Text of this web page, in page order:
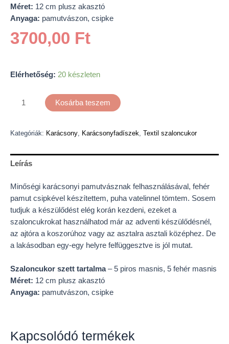
Méret: 12 cm plusz akasztó
Anyaga: pamutvászon, csipke
3700,00 Ft
Elérhetőség: 20 készleten
Kosárba teszem
Kategóriák: Karácsony, Karácsonyfadíszek, Textil szaloncukor
Leírás
Minőségi karácsonyi pamutvásznak felhasználásával, fehér
pamut csipkével készítettem, puha vatelinnel tömtem. Sosem
tudjuk a készülődést elég korán kezdeni, ezeket a
szaloncukrokat használhatod már az adventi készülődésnél,
az ajtóra a koszorúhoz vagy az asztalra asztali középhez. De
a lakásodban egy-egy helyre felfüggesztve is jól mutat.
Szaloncukor szett tartalma– 5 piros masnis, 5 fehér masnis
Méret: 12 cm plusz akasztó
Anyaga: pamutvászon, csipke
Kapcsolódó termékek